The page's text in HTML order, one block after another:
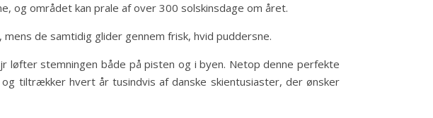
og området kan prale af over 300 solskinsdage om året.
de samtidig glider gennem frisk, hvid puddersne.
løfter stemningen både på pisten og i byen. Netop denne perfekte
tiltrækker hvert år tusindvis af danske skientusiaster, der ønsker